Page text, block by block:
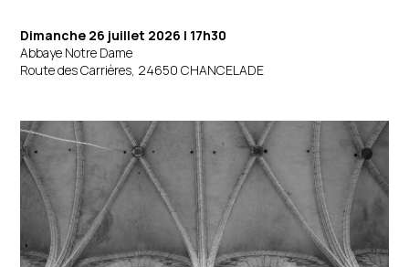
Dimanche 26 juillet 2026 | 17h30
Abbaye Notre Dame
Route des Carrières, 24650 CHANCELADE